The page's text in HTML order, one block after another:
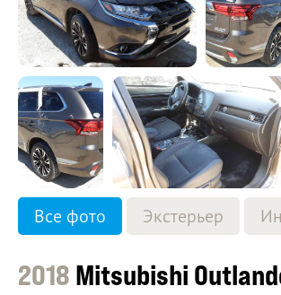
Все фото Экстерьер
2018 Mitsubishi